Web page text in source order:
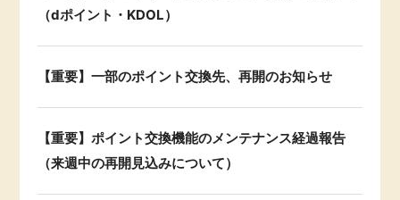
（dポイント・KDOL）
【重要】一部のポイント交換先、再開のお知らせ
【重要】ポイント交換機能のメンテナンス経過報告
（来週中の再開見込みについて）